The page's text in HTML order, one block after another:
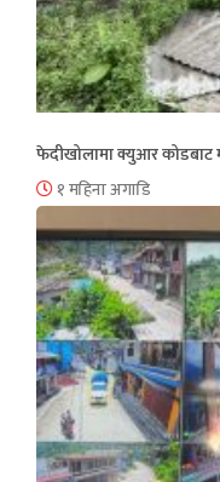
फेदीखोलामा क्युआर कोडबाट
१ महिना अगाडि